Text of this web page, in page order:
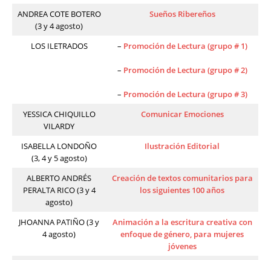
ANDREA COTE BOTERO
(3 y 4 agosto)
Sueños Ribereños
LOS ILETRADOS – Promoción de Lectura (grupo # 1)
– Promoción de Lectura (grupo # 2)
– Promoción de Lectura (grupo # 3)
YESSICA CHIQUILLO
VILARDY
Comunicar Emociones
ISABELLA LONDOÑO
(3, 4 y 5 agosto)
Ilustración Editorial
ALBERTO ANDRÉS
PERALTA RICO (3 y 4
agosto)
Creación de textos comunitarios para
los siguientes 100 años
JHOANNA PATIÑO (3 y
4 agosto)
Animación a la escritura creativa con
enfoque de género, para mujeres
jóvenes